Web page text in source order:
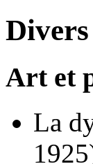
Art et
La